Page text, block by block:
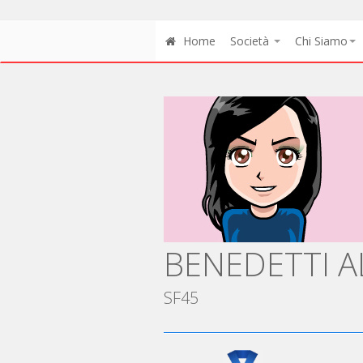
Home Società Chi Siamo
BENEDETTI
SF45